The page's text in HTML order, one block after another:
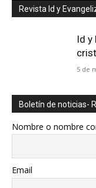
Revista Id y
Id y
5 de
Boletín de noticias-
Nombre o nombre
Email